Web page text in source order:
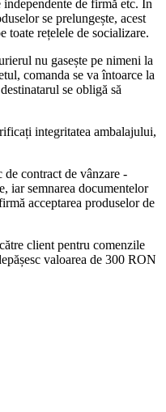
de firmă etc. În
se prelungește, acest
toate rețelele de socializare.
nu gasește pe nimeni la
comanda se va întoarce la
se obligă să
integritatea ambalajului,
de contract de vânzare -
iar semnarea documentelor
acceptarea produselor de
client pentru comenzile
valoarea de 300 RON